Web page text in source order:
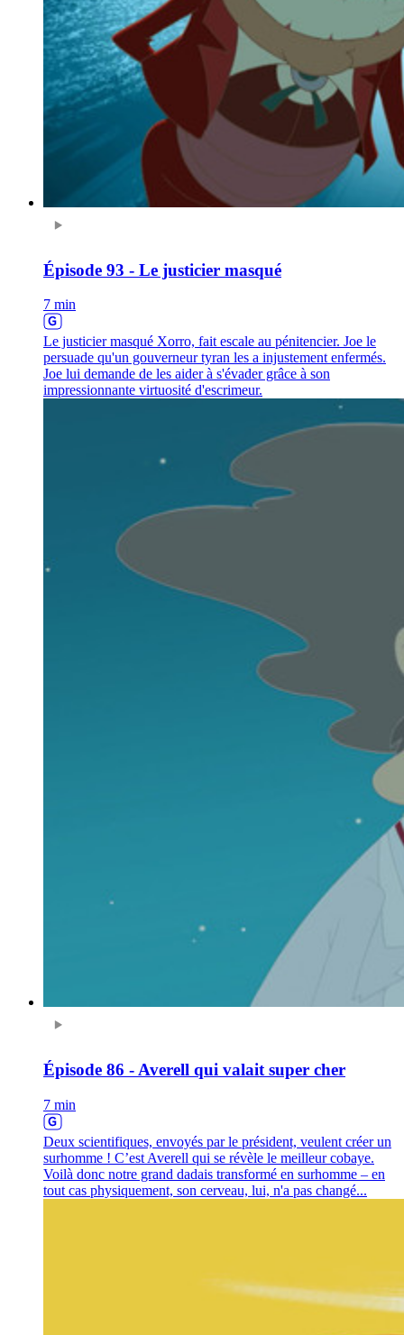
Épisode 93 - Le justicier masqué
7 min
Le justicier masqué Xorro, fait escale au pénitencier. Joe le
persuade qu'un gouverneur tyran les a injustement enfermés.
Joe lui demande de les aider à s'évader grâce à son
impressionnante virtuosité d'escrimeur.
Épisode 86 - Averell qui valait super cher
7 min
Deux scientifiques, envoyés par le président, veulent créer un
surhomme ! C’est Averell qui se révèle le meilleur cobaye.
Voilà donc notre grand dadais transformé en surhomme – en
tout cas physiquement, son cerveau, lui, n'a pas changé...